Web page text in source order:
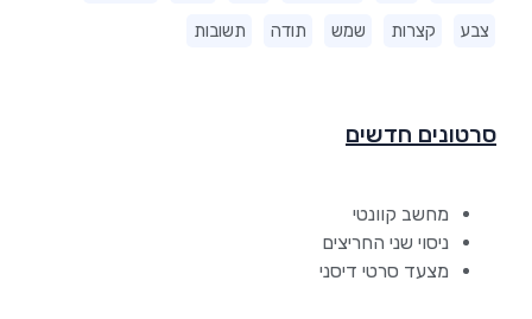
צבע קצרות שמש תודה תשובות
סרטונים חדשים
מחשב קוונטי
ניסוי שני החריצים
מצעד סרטי דיסני